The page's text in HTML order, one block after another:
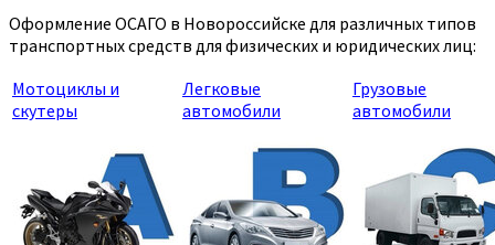
Оформление ОСАГО в Новороссийске для различных типов
транспортных средств для физических и юридических лиц:
Мотоциклы и
скутеры
Легковые
автомобили
Грузовые
автомобили